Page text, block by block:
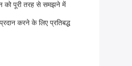
को पूरी तरह से समझने में
करने के लिए प्रतिबद्ध